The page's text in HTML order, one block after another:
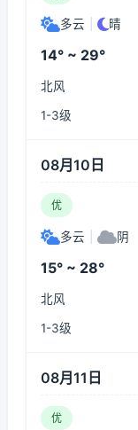
多云 晴
14° ~ 29°
北风
1-3级
08月10日
优
多云 阴
15° ~ 28°
北风
1-3级
08月11日
优